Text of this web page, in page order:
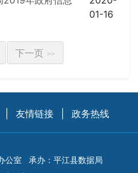
01-16
下一页 >>
友情链接 政务热线
公室
承办：平江县数据局